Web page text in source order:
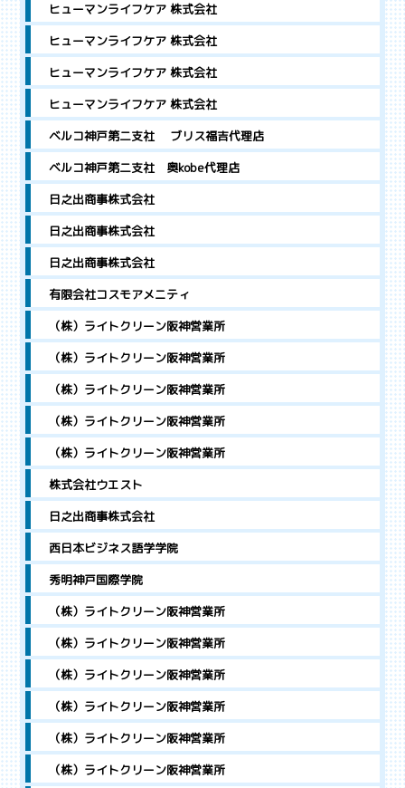
ヒューマンライフケア 株式会社
ヒューマンライフケア 株式会社
ヒューマンライフケア 株式会社
ヒューマンライフケア 株式会社
ベルコ神戸第二支社 ブリス福吉代理店
ベルコ神戸第二支社 奥kobe代理店
日之出商事株式会社
日之出商事株式会社
日之出商事株式会社
有限会社コスモアメニティ
（株）ライトクリーン阪神営業所
（株）ライトクリーン阪神営業所
（株）ライトクリーン阪神営業所
（株）ライトクリーン阪神営業所
（株）ライトクリーン阪神営業所
株式会社ウエスト
日之出商事株式会社
西日本ビジネス語学学院
秀明神戸国際学院
（株）ライトクリーン阪神営業所
（株）ライトクリーン阪神営業所
（株）ライトクリーン阪神営業所
（株）ライトクリーン阪神営業所
（株）ライトクリーン阪神営業所
（株）ライトクリーン阪神営業所